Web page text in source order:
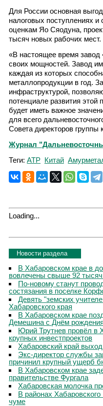
Для России основная
налоговых поступлениях и
оценкам Яо Сяодуна,
тысяч новых рабочих мест.
«В настоящее время завод
своих мощностей. Завод
каждая из которых
металлопродукции в год.
инфраструктурой,
потенциале развития этой
будет иметь важное
для всего
Совета директоров
Журнал
Теги: АТР Китай
Loading...
Новости раздела
В Хабаровском крае в
вовлечены свыше 92 тысяч
По-новому станут
состязания в поселке
Девять "земских
Хабаровского края
В Хабаровском крае
Демешина с Днём
Юрий Трутнев провёл в
крупных инвестпроектов
Хабаровский край
Экс-директор службы
причинил крупный ущерб
В Хабаровском крае
правительстве Фургала
Хабаровская молочка
В районах
чуме